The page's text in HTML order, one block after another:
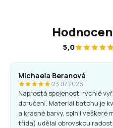
5,0
Michaela Beranová
|23.07.2026
Naprostá spojenost, rychlé
doručení. Materiál batohu je
a krásné barvy, splnil veškeré
třída) udělal obrovskou radost.